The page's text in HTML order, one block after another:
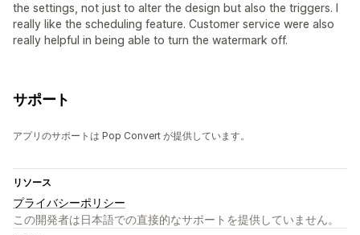
the settings, not just to alter the design but also the triggers. I
really like the scheduling feature. Customer service were also
really helpful in being able to turn the watermark off.
サポート
アプリのサポートは Pop Convert が提供しています。
リソース
プライバシーポリシー
この開発者は日本語での直接的なサポートを提供していません。